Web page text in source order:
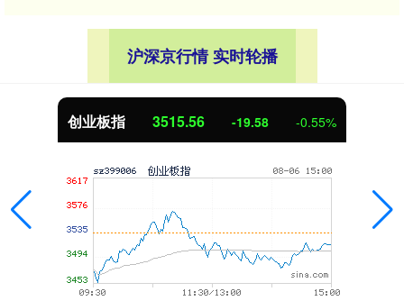
沪深京行情 实时轮播
创业板指 3515.56 -19.58 -0.55%